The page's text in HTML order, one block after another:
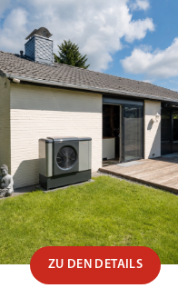
ZU DEN DETAILS